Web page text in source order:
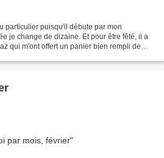
particulier puisqu'il débute par mon
je change de dizaine. Et pour être fêté, il a
qui m'ont offert un panier bien rempli de